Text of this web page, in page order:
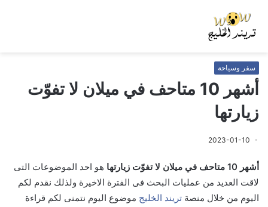
سفر وسياحة
أشهر 10 متاحف في ميلان لا تفوّت
زيارتها
2023-01-10
أشهر 10 متاحف في ميلان لا تفوّت زيارتها
هو احد الموضوعات التى
لاقت العديد من عمليات البحث فى الفترة الاخيرة ولذلك نقدم لكم
اليوم من خلال منصة تريند الخليج موضوع اليوم نتمنى لكم قراءة